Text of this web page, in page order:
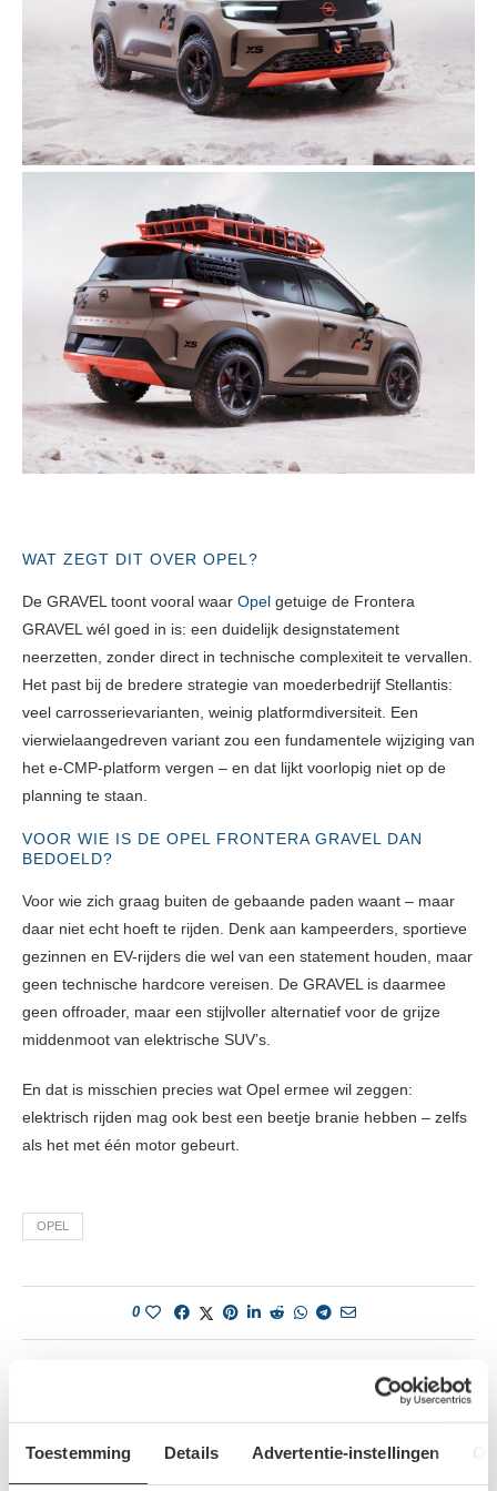
Toestemming Details Advertentie-instellingen
WAT ZEGT DIT OVER OPEL?
De GRAVEL toont vooral waar Opel getuige de Frontera
GRAVEL wél goed in is: een duidelijk designstatement
neerzetten, zonder direct in technische complexiteit te vervallen.
Het past bij de bredere strategie van moederbedrijf Stellantis:
veel carrosserievarianten, weinig platformdiversiteit. Een
vierwielaangedreven variant zou een fundamentele wijziging van
het e-CMP-platform vergen – en dat lijkt voorlopig niet op de
planning te staan.
VOOR WIE IS DE OPEL FRONTERA GRAVEL DAN
BEDOELD?
Voor wie zich graag buiten de gebaande paden waant – maar
daar niet echt hoeft te rijden. Denk aan kampeerders, sportieve
gezinnen en EV-rijders die wel van een statement houden, maar
geen technische hardcore vereisen. De GRAVEL is daarmee
geen offroader, maar een stijlvoller alternatief voor de grijze
middenmoot van elektrische SUV’s.
En dat is misschien precies wat Opel ermee wil zeggen:
elektrisch rijden mag ook best een beetje branie hebben – zelfs
als het met één motor gebeurt.
OPEL
0
automotive en mobiliteit, aanvankelijk vooral